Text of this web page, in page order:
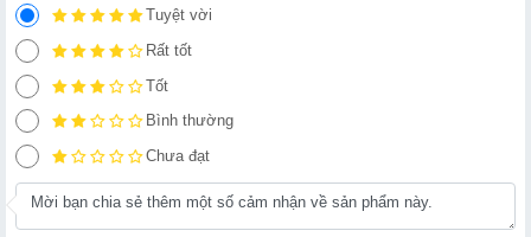
Tuyệt vời
Rất tốt
Tốt
Bình thường
Chưa đạt